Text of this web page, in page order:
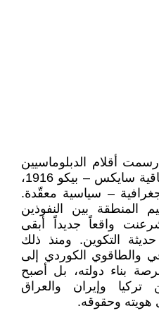
أقلام الدبلوماسيين
حدود الشرق الأوسط في اتفاقية سايكس – بيكو 1916،
– سياسية معقّدة.
المنطقة بين النفوذين
واقعاً جديداً أبقى
التكوين. ومنذ ذلك
والطاقوي الكوردي إلى
بناء دولته، بل أصبح
تركيا وإيران والعراق
هويته وحقوقه.